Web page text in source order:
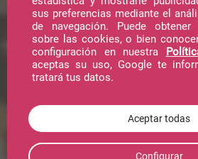
sus preferencias mediante el
de navegación. Puede
sobre las cookies, o bien
configuración en nuestra
aceptas su uso, Google te
tratará tus datos.
Hotel
Telecabina